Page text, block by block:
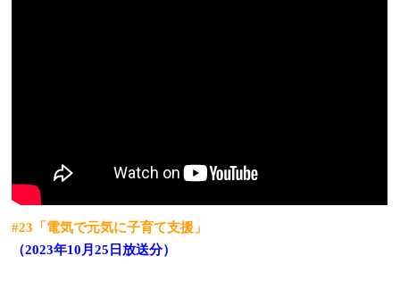
#23「電気で元気に子育て支援」
（2023年10月25日放送分）